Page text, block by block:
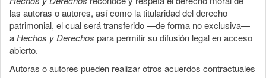
las autoras o autores, así como la titularidad del derecho
patrimonial, el cual será transferido —de forma no exclusiva—
aHechos y Derechos para permitir su difusión legal en acceso
abierto.
Autoras o autores pueden realizar otros acuerdos contractuales